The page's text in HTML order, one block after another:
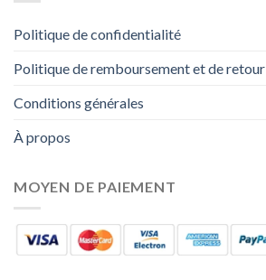
Politique de confidentialité
Politique de remboursement et de retour
Conditions générales
À propos
MOYEN DE PAIEMENT